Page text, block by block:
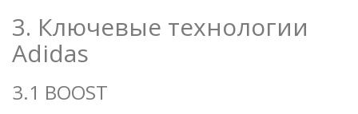
3. Ключевые технологии
Adidas
3.1 BOOST